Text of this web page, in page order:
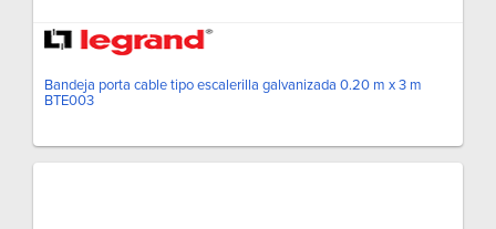
Bandeja porta cable tipo escalerilla galvanizada 0.20 m x 3 m
BTE003